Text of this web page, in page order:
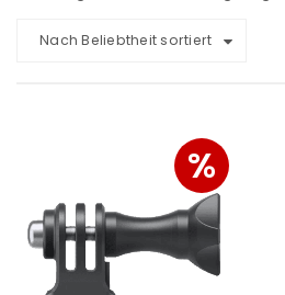
Nach Beliebtheit sortiert
%